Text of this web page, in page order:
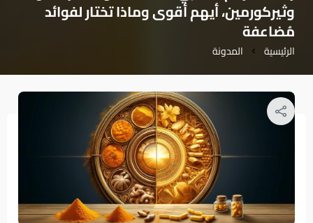
وثيركورمين، أيهم أقوى وماذا تختار لفوائد
مُضاعفة
الرئيسية المدونة